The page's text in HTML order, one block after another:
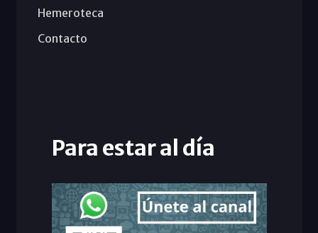
Hemeroteca
Contacto
Para estar al día